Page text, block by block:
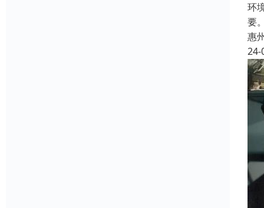
环
要
惠
24-